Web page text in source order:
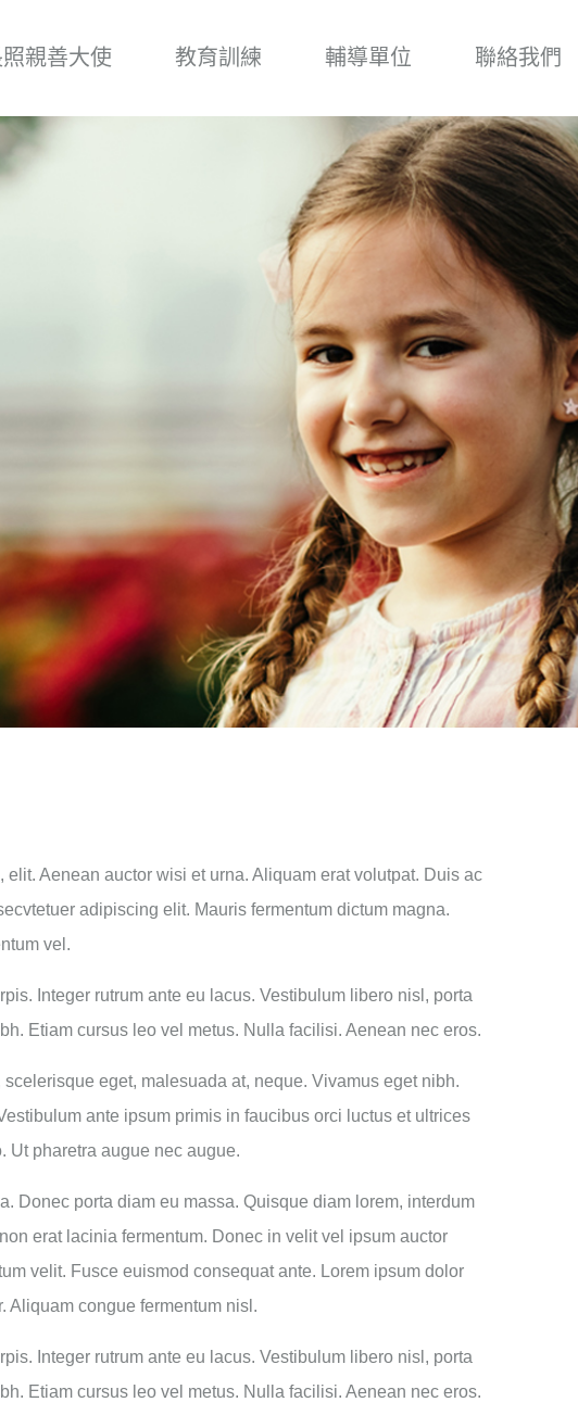
親善大使 教育訓練 輔導單位 聯絡我們
Aenean auctor wisi et urna. Aliquam erat volutpat. Duis ac
adipiscing elit. Mauris fermentum dictum magna.
vel.
Integer rutrum ante eu lacus. Vestibulum libero nisl, porta
Etiam cursus leo vel metus. Nulla facilisi. Aenean nec eros.
eget, malesuada at, neque. Vivamus eget nibh.
ante ipsum primis in faucibus orci luctus et ultrices
pharetra augue nec augue.
Donec porta diam eu massa. Quisque diam lorem, interdum
erat lacinia fermentum. Donec in velit vel ipsum auctor
velit. Fusce euismod consequat ante. Lorem ipsum dolor
Aliquam congue fermentum nisl.
Integer rutrum ante eu lacus. Vestibulum libero nisl, porta
Etiam cursus leo vel metus. Nulla facilisi. Aenean nec eros.